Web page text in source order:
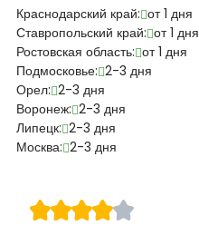
Краснодарский край: от 1 дня
Ставропольский край: от 1 дня
Ростовская область: от 1 дня
Подмосковье: 2-3 дня
Орел: 2-3 дня
Воронеж: 2-3 дня
Липецк: 2-3 дня
Москва: 2-3 дня